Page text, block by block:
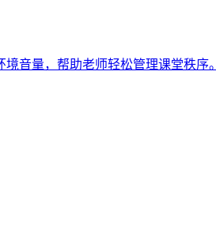
音量，帮助老师轻松管理课堂秩序。